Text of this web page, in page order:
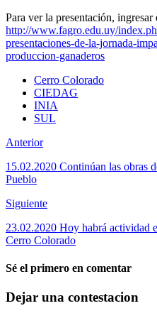
Para ver la presentación, ingresar
http://www.fagro.edu.uy/
presentaciones-de-la-jornada-
produccion-ganaderos
Cerro Colorado
CIEDAG
INIA
SUL
Anterior
15.02.2020 Continúan las obras
Pueblo
Siguiente
23.02.2020 Hoy habrá actividad
Cerro Colorado
Sé el primero en comentar
Dejar una contestacion